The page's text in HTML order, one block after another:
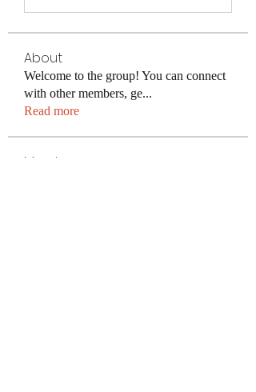
About
Welcome to the group! You can connect
with other members, ge...
Read more
Members